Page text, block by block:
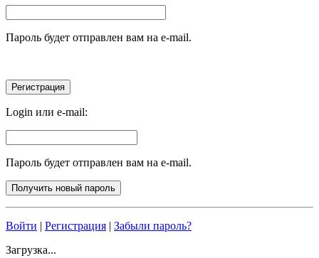
Пароль будет отправлен вам на e-mail.
Login или e-mail:
Пароль будет отправлен вам на e-mail.
Войти | Регистрация | Забыли пароль?
Загрузка...